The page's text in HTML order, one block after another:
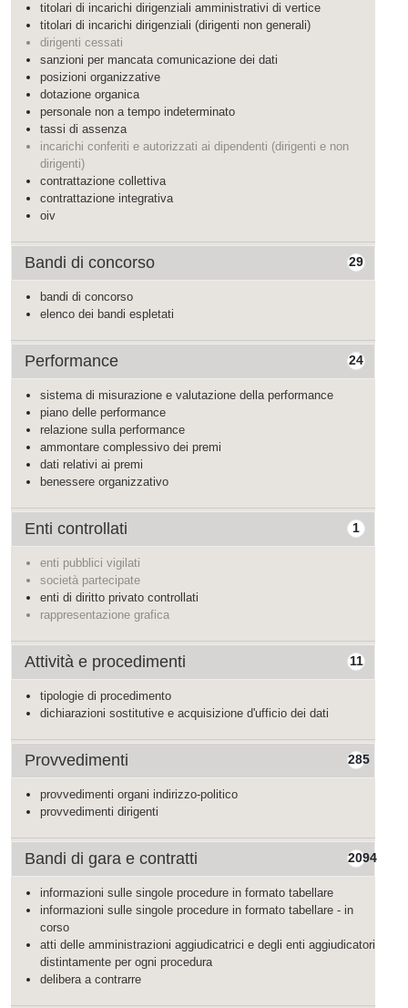
titolari di incarichi dirigenziali amministrativi di vertice
titolari di incarichi dirigenziali (dirigenti non generali)
dirigenti cessati
sanzioni per mancata comunicazione dei dati
posizioni organizzative
dotazione organica
personale non a tempo indeterminato
tassi di assenza
incarichi conferiti e autorizzati ai dipendenti (dirigenti e non
dirigenti)
contrattazione collettiva
contrattazione integrativa
oiv
29
Bandi di concorso
bandi di concorso
elenco dei bandi espletati
24
Performance
sistema di misurazione e valutazione della performance
piano delle performance
relazione sulla performance
ammontare complessivo dei premi
dati relativi ai premi
benessere organizzativo
1
Enti controllati
enti pubblici vigilati
società partecipate
enti di diritto privato controllati
rappresentazione grafica
11
Attività e procedimenti
tipologie di procedimento
dichiarazioni sostitutive e acquisizione d'ufficio dei dati
285
Provvedimenti
provvedimenti organi indirizzo-politico
provvedimenti dirigenti
2094
Bandi di gara e contratti
informazioni sulle singole procedure in formato tabellare
informazioni sulle singole procedure in formato tabellare - in
corso
atti delle amministrazioni aggiudicatrici e degli enti aggiudicatori
distintamente per ogni procedura
delibera a contrarre